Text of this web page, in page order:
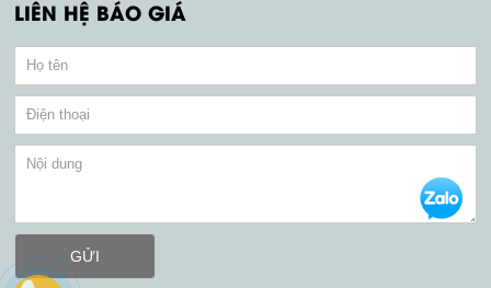
LIÊN HỆ BÁO GIÁ
GỬI